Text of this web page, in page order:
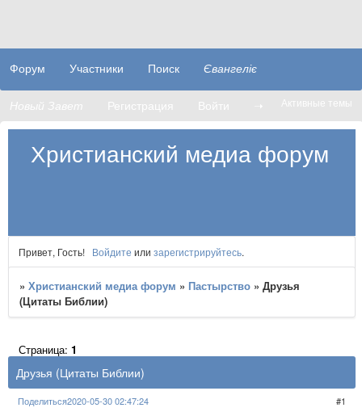
Христианский медиа форум
Форум Участники Поиск Євангеліє
Новый Завет Регистрация Войти ➝ Активные темы
Привет, Гость! Войдите или зарегистрируйтесь.
»Христианский медиа форум » Пастырство »Друзья
(Цитаты Библии)
Друзья (Цитаты Библии)
Страница:1
Поделиться 1
2020-05-30 02:47:24